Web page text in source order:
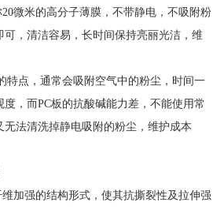
微米的高分子薄膜，不带静电，不吸附粉
，清洁容易，长时间保持亮丽光洁，维
特点，通常会吸附空气中的粉尘，时间一
，而PC板的抗酸碱能力差，不能使用常
法清洗掉静电吸附的粉尘，维护成本
加强的结构形式，使其抗撕裂性及拉伸强